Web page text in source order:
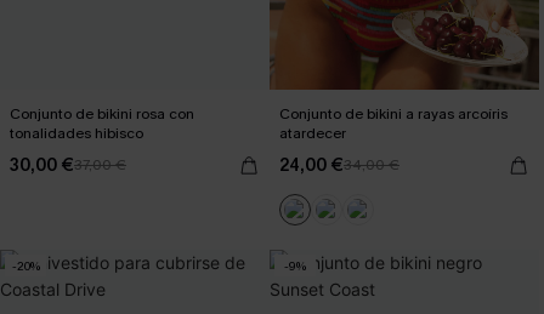
Conjunto de bikini rosa con
tonalidades hibisco
30,00 €37,00 €
Conjunto de bikini a rayas arcoíris
atardecer
24,00 €34,00 €
-20% -9%